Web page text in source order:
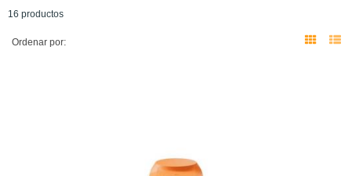
16 productos
Ordenar por: